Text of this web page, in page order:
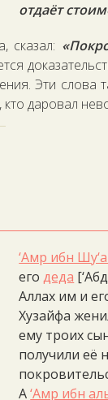
отдаёт
сказал:
Эти слова
даровал
‘Амр ибн
егодеда
Аллах им и
Хузайфа
ему троих
получили её
А‘Амр ибн